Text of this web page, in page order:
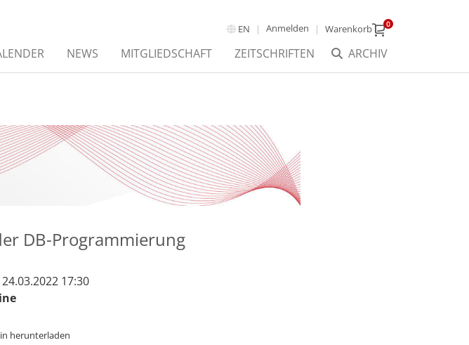
EN Anmelden Warenkorb 0
ARCHIV
NEWS MITGLIEDSCHAFT ZEITSCHRIFTEN
DB-Programmierung
17:30
herunterladen